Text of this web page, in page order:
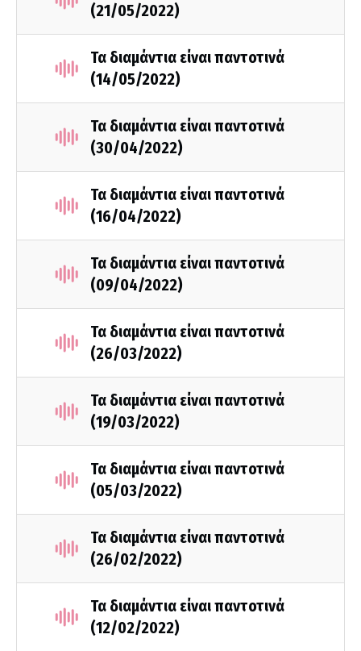
(21/05/2022)
Τα διαμάντια είναι παντοτινά
(14/05/2022)
Τα διαμάντια είναι παντοτινά
(30/04/2022)
Τα διαμάντια είναι παντοτινά
(16/04/2022)
Τα διαμάντια είναι παντοτινά
(09/04/2022)
Τα διαμάντια είναι παντοτινά
(26/03/2022)
Τα διαμάντια είναι παντοτινά
(19/03/2022)
Τα διαμάντια είναι παντοτινά
(05/03/2022)
Τα διαμάντια είναι παντοτινά
(26/02/2022)
Τα διαμάντια είναι παντοτινά
(12/02/2022)